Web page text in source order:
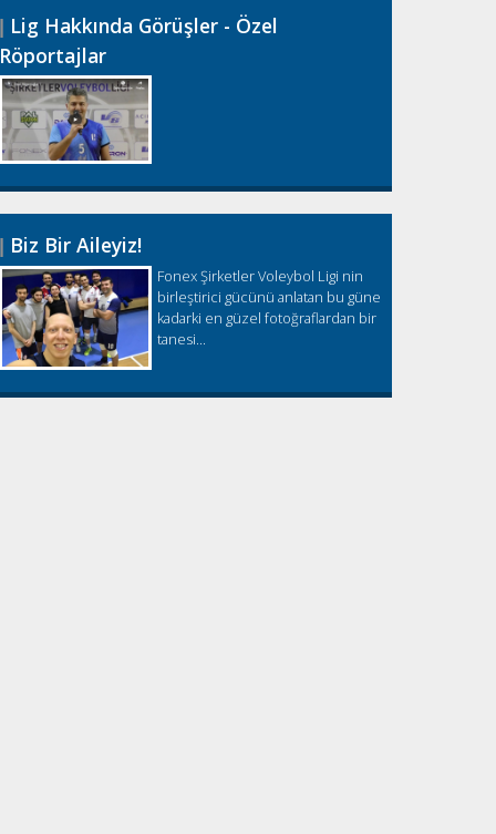
Lig Hakkında Görüşler - Özel
Röportajlar
Biz Bir Aileyiz!
Fonex Şirketler Voleybol Ligi nin
birleştirici gücünü anlatan bu güne
kadarki en güzel fotoğraflardan bir
tanesi...